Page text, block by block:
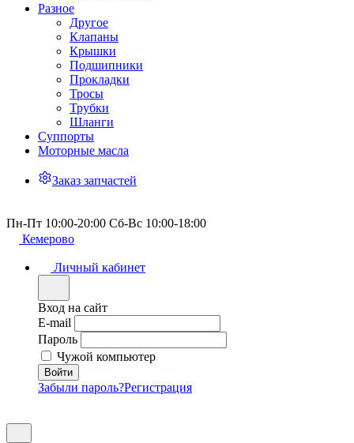
Разное
Другое
Клапаны
Крышки
Подшипники
Прокладки
Тросы
Трубки
Шланги
Суппорты
Моторные масла
Заказ запчастей
Пн-Пт 10:00-20:00 Сб-Вс 10:00-18:00
Кемерово
Личный кабинет
Вход на сайт
E-mail
Пароль
Чужой компьютер
Забыли пароль?Регистрация